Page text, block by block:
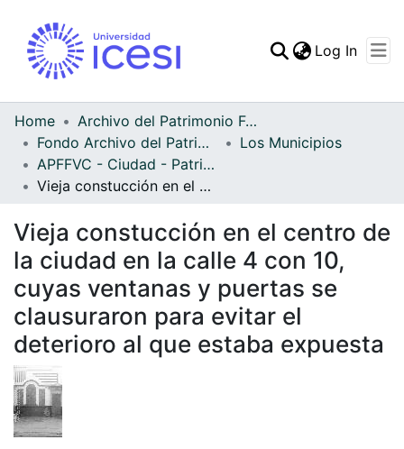
Statistics
Log In
Home
Archivo del Patrimonio Fotográfico y Fílmico del Valle del Cauca
Fondo Archivo del Patrimonio Fotográfico y Fílmico del Valle del Cauca
Los Municipios
APFFVC - Ciudad - Patrimonial
Vieja constucción en el centro de la ciudad en la calle 4 con 10, cuyas ventanas y puertas se clausuraron para evitar el deterioro al que estaba expuesta
Vieja constucción en el centro de
la ciudad en la calle 4 con 10,
cuyas ventanas y puertas se
clausuraron para evitar el
deterioro al que estaba expuesta